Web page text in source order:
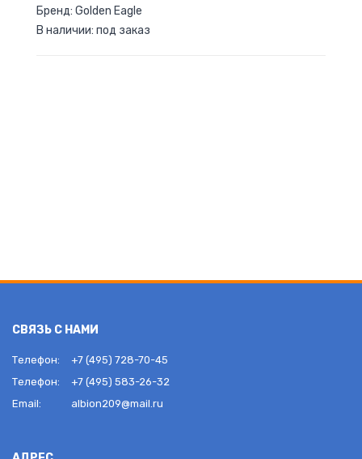
Бренд: Golden Eagle
В наличии: под заказ
СВЯЗЬ С НАМИ
Телефон:
+7 (495) 728-70-45
Телефон:
+7 (495) 583-26-32
Email:
albion209@mail.ru